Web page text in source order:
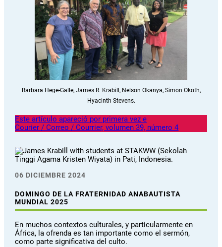
Barbara Hege-Galle, James R. Krabill, Nelson Okanya, Simon Okoth,
Hyacinth Stevens.
Este artículo apareció por primera vez e
Courier / Correo / Courrier, volumen 39, número 4
06 DICIEMBRE 2024
DOMINGO DE LA FRATERNIDAD ANABAUTISTA
MUNDIAL 2025
En muchos contextos culturales, y particularmente en
África, la ofrenda es tan importante como el sermón,
como parte significativa del culto.